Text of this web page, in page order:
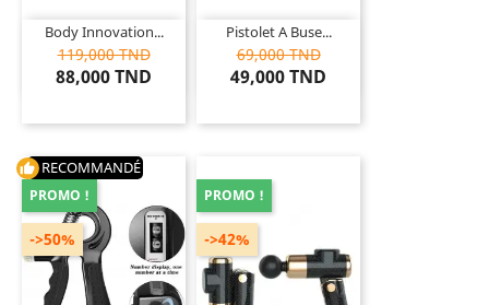
Body Innovation...
119,000 TND
88,000 TND
Pistolet A Buse...
69,000 TND
49,000 TND
thumb_up RECOMMANDÉ
PROMO !
->50% ->42%
PROMO !